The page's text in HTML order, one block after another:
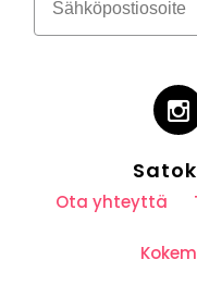
Ota yhteyttä